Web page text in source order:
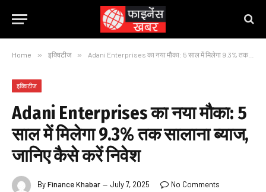
Home » इक्विटीज » Adani Enterprises का नया मौका: 5 साल में मिलेगा 9.3% तक सालाना ब्याज, जानिए कैसे करें निवेश
इक्विटीज
Adani Enterprises का नया मौका: 5
साल में मिलेगा 9.3% तक सालाना ब्याज,
जानिए कैसे करें निवेश
ByFinance Khabar July 7, 2025
No Comments